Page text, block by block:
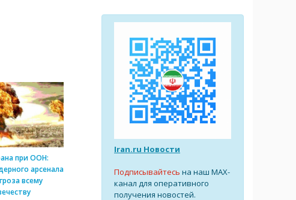
при ООН:
арсенала
всему
Iran.ru Новости
Подписывайтесь на наш MAX-
канал для оперативного
получения новостей.